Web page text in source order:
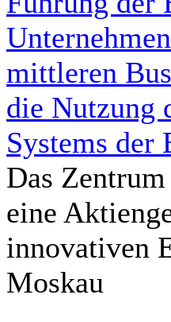
mittleren
die Nutzung
Systems der
Das
eine
innovativen
Moskau